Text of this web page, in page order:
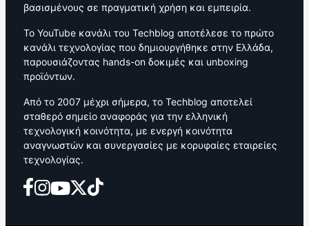
βασισμένους σε πραγματική χρήση και εμπειρία.
Το YouTube κανάλι του Techblog αποτέλεσε το πρώτο
κανάλι τεχνολογίας που δημιουργήθηκε στην Ελλάδα,
παρουσιάζοντας hands-on δοκιμές και unboxing
προϊόντων.
Από το 2007 μέχρι σήμερα, το Techblog αποτελεί
σταθερό σημείο αναφοράς για την ελληνική
τεχνολογική κοινότητα, με ενεργή κοινότητα
αναγνωστών και συνεργασίες με κορυφαίες εταιρείες
τεχνολογίας.